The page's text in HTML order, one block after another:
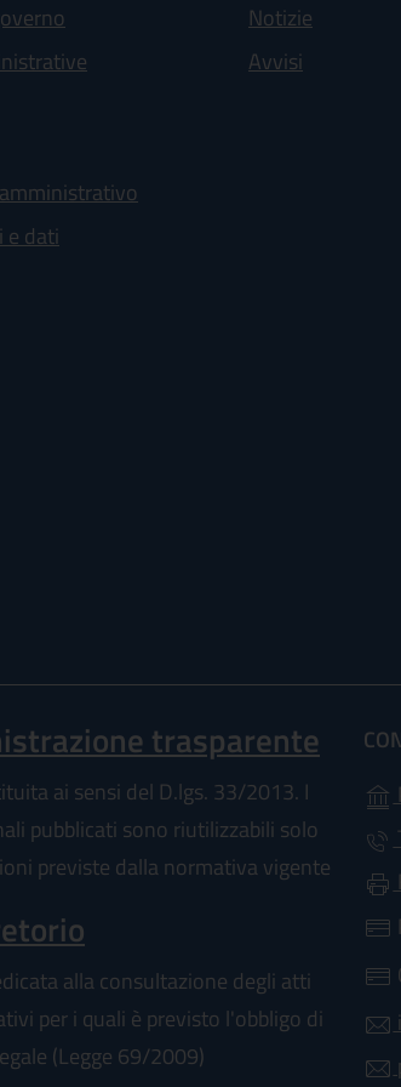
e dati
Notizie
Avvisi
trasparente
ai sensi del D.lgs. 33/2013. I
pubblicati sono riutilizzabili solo
previste dalla normativa vigente
alla consultazione degli atti
per i quali è previsto l'obbligo di
(Legge 69/2009)